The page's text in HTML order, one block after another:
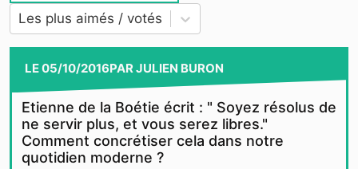
Les plus aimés / votés
LE05/10/2016PARJULIEN BURON
Etienne de la Boétie écrit : " Soyez résolus de
ne servir plus, et vous serez libres."
Comment concrétiser cela dans notre
quotidien moderne ?